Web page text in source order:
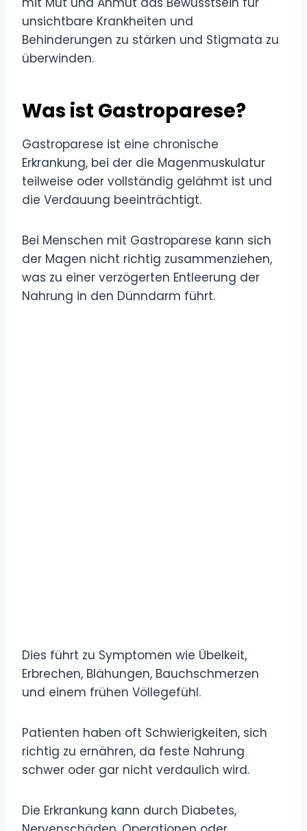
unsichtbare Krankheiten und
Behinderungen zu stärken und Stigmata zu
überwinden.
Was ist Gastroparese?
Gastroparese ist eine chronische
Erkrankung, bei der die Magenmuskulatur
teilweise oder vollständig gelähmt ist und
die Verdauung beeinträchtigt.
Bei Menschen mit Gastroparese kann sich
der Magen nicht richtig zusammenziehen,
was zu einer verzögerten Entleerung der
Nahrung in den Dünndarm führt.
Dies führt zu Symptomen wie Übelkeit,
Erbrechen, Blähungen, Bauchschmerzen
und einem frühen Völlegefühl.
Patienten haben oft Schwierigkeiten, sich
richtig zu ernähren, da feste Nahrung
schwer oder gar nicht verdaulich wird.
Die Erkrankung kann durch Diabetes,